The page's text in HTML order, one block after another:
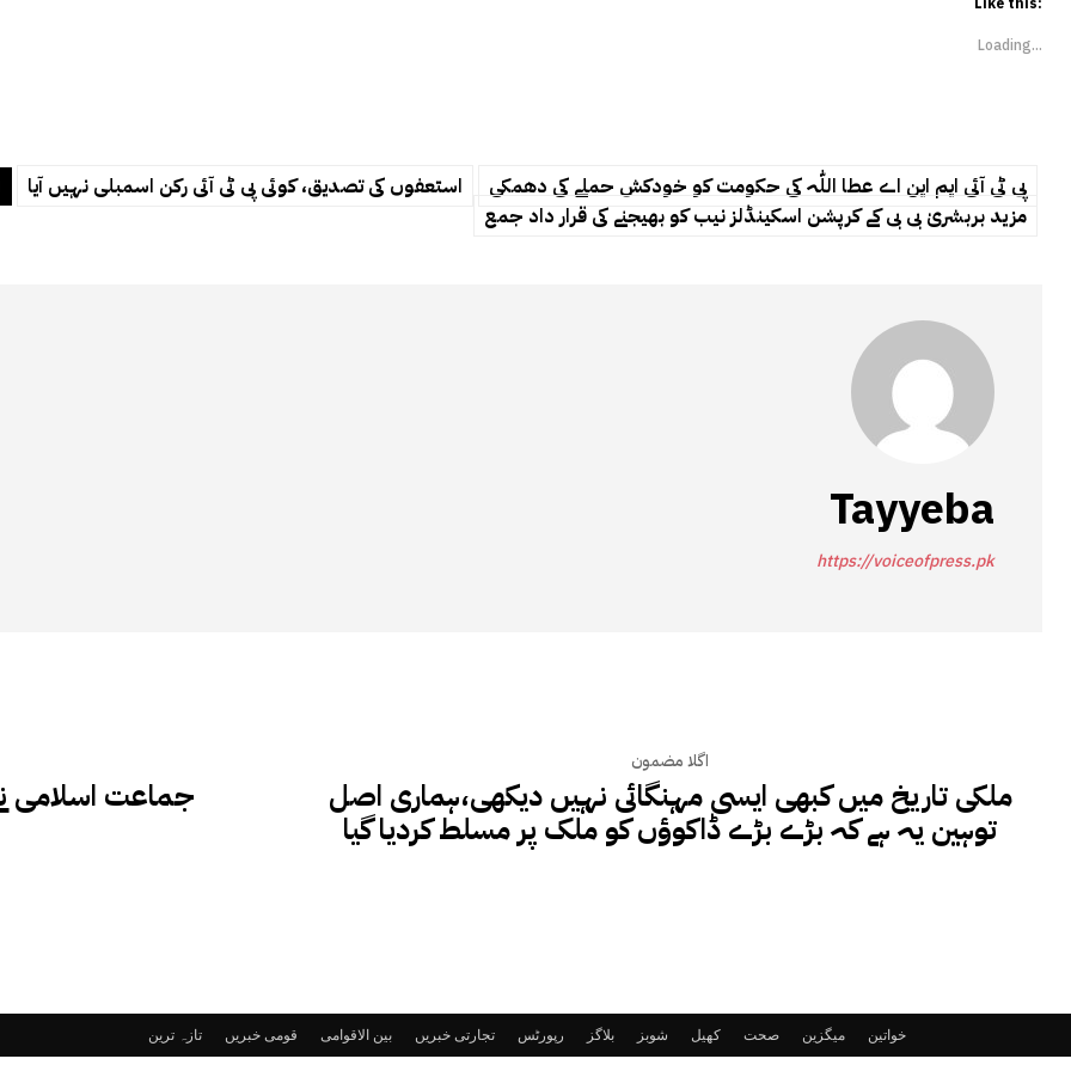
Loading...
استعفوں کی تصدیق، کوئی پی ٹی آئی رکن اسمبلی نہیں آیا
پی ٹی آئی ایم این اے عطا اللّٰہ کی حکومت کو خودکش حملے کی دھمکی
مزید بربشریٰ بی بی کے کرپشن اسکینڈلز نیب کو بھیجنے کی قرار داد جمع
Tayyeba
https://voiceofpress.pk
جماعت اسلامی
اگلا مضمون
ملکی تاریخ میں کبھی ایسی مہنگائی نہیں دیکھی،ہماری اصل
توہین یہ ہے کہ بڑے بڑے ڈاکوؤں کو ملک پر مسلط کردیا گیا
تازہ ترین قومی خبریں بین الاقوامی تجارتی خبریں رپورٹس بلاگز شوبز کھیل صحت میگزین خواتین